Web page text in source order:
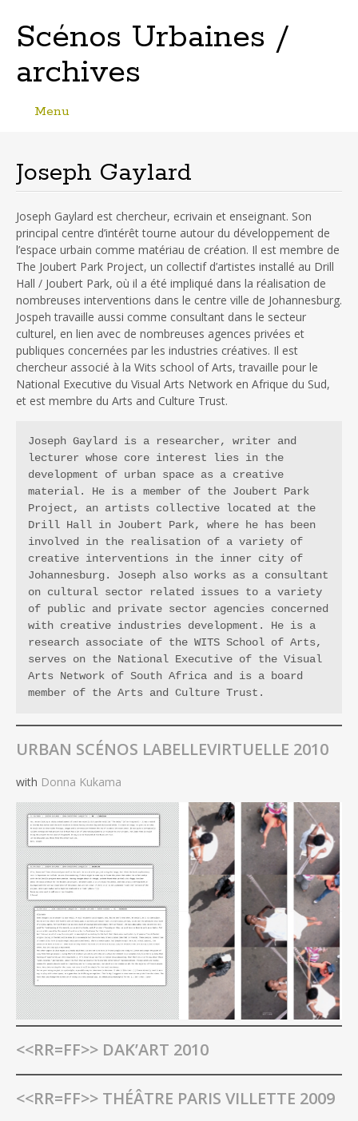
Scénos Urbaines /
archives
Menu
Joseph Gaylard
Joseph Gaylard est chercheur, ecrivain et enseignant. Son
principal centre d’intérêt tourne autour du développement de
l’espace urbain comme matériau de création. Il est membre de
The Joubert Park Project, un collectif d’artistes installé au Drill
Hall / Joubert Park, où il a été impliqué dans la réalisation de
nombreuses interventions dans le centre ville de Johannesburg.
Jospeh travaille aussi comme consultant dans le secteur
culturel, en lien avec de nombreuses agences privées et
publiques concernées par les industries créatives. Il est
chercheur associé à la Wits school of Arts, travaille pour le
National Executive du Visual Arts Network en Afrique du Sud,
et est membre du Arts and Culture Trust.
Joseph Gaylard is a researcher, writer and
lecturer whose core interest lies in the
development of urban space as a creative
material. He is a member of the Joubert Park
Project, an artists collective located at the
Drill Hall in Joubert Park, where he has been
involved in the realisation of a variety of
creative interventions in the inner city of
Johannesburg. Joseph also works as a consultant
on cultural sector related issues to a variety
of public and private sector agencies concerned
with creative industries development. He is a
research associate of the WITS School of Arts,
serves on the National Executive of the Visual
Arts Network of South Africa and is a board
member of the Arts and Culture Trust.
URBAN SCÉNOS LABELLEVIRTUELLE 2010
with Donna Kukama
<<RR=FF>> DAK’ART 2010
<<RR=FF>> THÉÂTRE PARIS VILLETTE 2009